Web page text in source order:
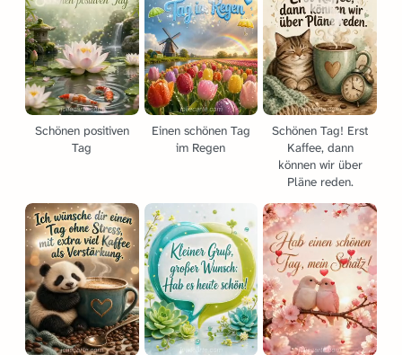
Schönen positiven
Tag
Einen schönen Tag
im Regen
Schönen Tag! Erst
Kaffee, dann
können wir über
Pläne reden.